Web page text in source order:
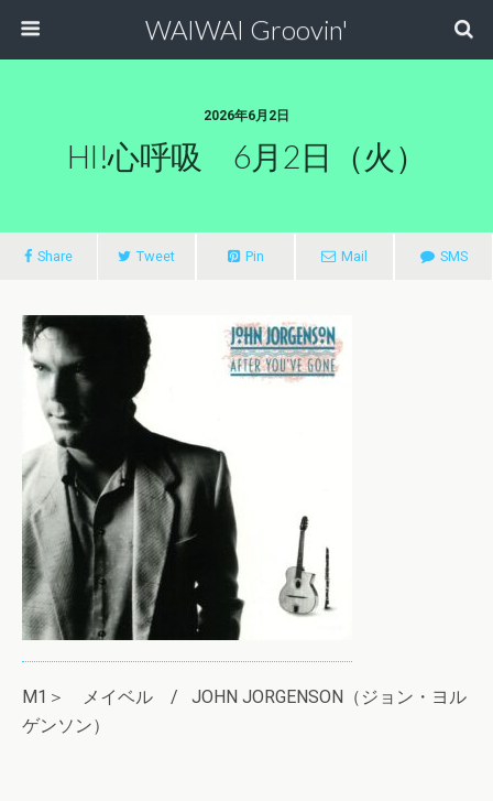
WAIWAI Groovin'
2026年6月2日
HI!心呼吸 6月2日（火）
Share Tweet Pin Mail SMS
M1＞ メイベル / JOHN JORGENSON（ジョン・ヨル
ゲンソン）